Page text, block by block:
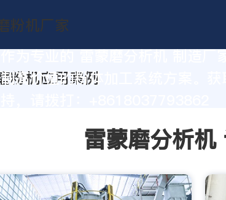
制高价值的粉体加工系统方案。获
雷蒙磨分析机